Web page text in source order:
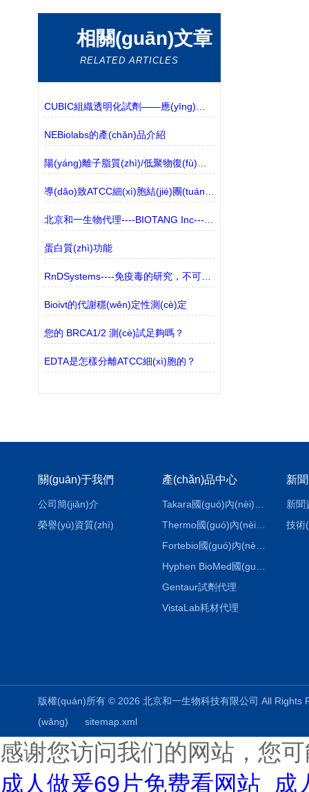
相關(guān)文章
RELATED ARTICLES
NEBiolabs的產(chǎn)品介紹
蛋白質(zhì)功能
RnDSystems----免疫毒的研究，不可忽視的生物標(biāo)志物
Bioivt的代謝穩(wěn)定性測(cè)定
您的 BRCA1/2 測(cè)試足夠嗎？
EDTA是怎樣分離ATCC細(xì)胞的？
關(guān)于我們
公司簡(jiǎn)介
榮譽(yù)資質(zhì)
產(chǎn)品中心
Thermo國(guó)內(nèi)代理
Gentaur試劑代理
VistaLab耗材代理
新
新聞
技術
版權(quán)所有 © 2026 北京和一生物科技有限公司 All
(wǎng)
sitemap.xml
感谢您访问我们的网站，您
成人做爰69片免费看网站_